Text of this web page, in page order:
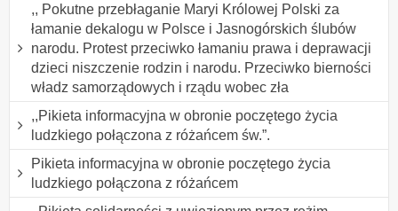
,, Pokutne przebłaganie Maryi Królowej Polski za
łamanie dekalogu w Polsce i Jasnogórskich ślubów
narodu. Protest przeciwko łamaniu prawa i deprawacji
dzieci niszczenie rodzin i narodu. Przeciwko bierności
władz samorządowych i rządu wobec zła
,,Pikieta informacyjna w obronie poczętego życia
ludzkiego połączona z różańcem św.”.
Pikieta informacyjna w obronie poczętego życia
ludzkiego połączona z różańcem